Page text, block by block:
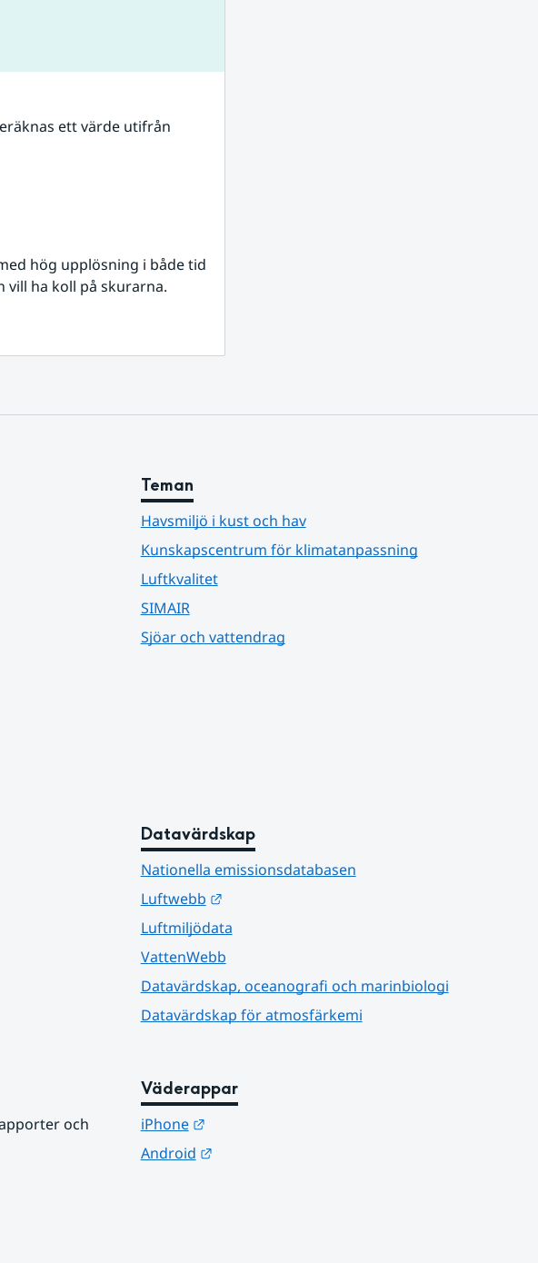
ett värde utifrån
hög upplösning i både tid
vill ha koll på skurarna.
Teman
Havsmiljö i kust och hav
Kunskapscentrum för klimatanpassning
Luftkvalitet
SIMAIR
Sjöar och vattendrag
Datavärdskap
Nationella emissionsdatabasen
Luftwebb
Länk till annan webbplats.
Luftmiljödata
VattenWebb
Datavärdskap, oceanografi och marinbiologi
Datavärdskap för atmosfärkemi
och
Väderappar
iPhone
Länk till annan webbplats.
Android
Länk till annan webbplats.